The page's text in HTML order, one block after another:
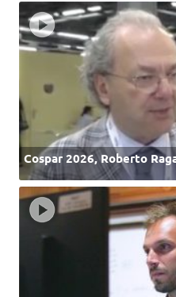
Cospar 2026, Roberto